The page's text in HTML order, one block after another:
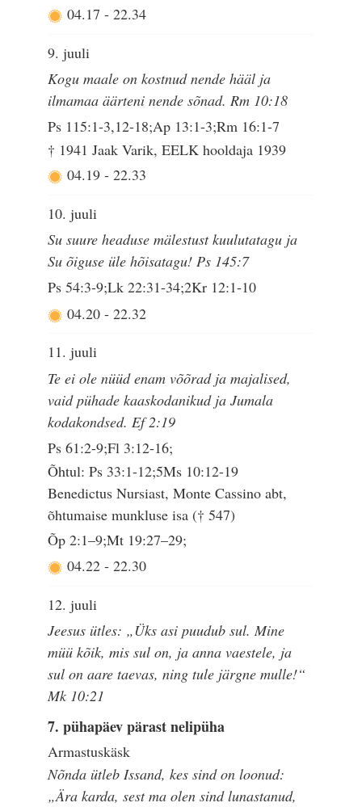
04.17 - 22.34
9. juuli
Kogu maale on kostnud nende hääl ja
ilmamaa äärteni nende sõnad. Rm 10:18
Ps 115:1-3,12-18;Ap 13:1-3;Rm 16:1-7
† 1941 Jaak Varik, EELK hooldaja 1939
04.19 - 22.33
10. juuli
Su suure headuse mälestust kuulutatagu ja
Su õiguse üle hõisatagu! Ps 145:7
Ps 54:3-9;Lk 22:31-34;2Kr 12:1-10
04.20 - 22.32
11. juuli
Te ei ole nüüd enam võõrad ja majalised,
vaid pühade kaaskodanikud ja Jumala
kodakondsed. Ef 2:19
Ps 61:2-9;Fl 3:12-16;
Õhtul: Ps 33:1-12;5Ms 10:12-19
Benedictus Nursiast, Monte Cassino abt,
õhtumaise munkluse isa († 547)
Õp 2:1–9;Mt 19:27–29;
04.22 - 22.30
12. juuli
Jeesus ütles: „Üks asi puudub sul. Mine
müü kõik, mis sul on, ja anna vaestele, ja
sul on aare taevas, ning tule järgne mulle!“
Mk 10:21
7. pühapäev pärast nelipüha
Armastuskäsk
Nõnda ütleb Issand, kes sind on loonud:
„Ära karda, sest ma olen sind lunastanud,